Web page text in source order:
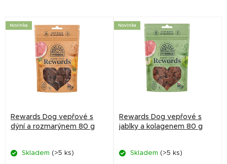
Novinka
Rewards Dog vepřové s
dýní a rozmarýnem 80 g
Skladem (>5 ks)
Novinka
Rewards Dog vepřové s
jablky a kolagenem 80 g
Skladem (>5 ks)